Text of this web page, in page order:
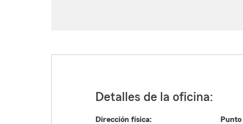
Detalles de la oficina:
Dirección física: